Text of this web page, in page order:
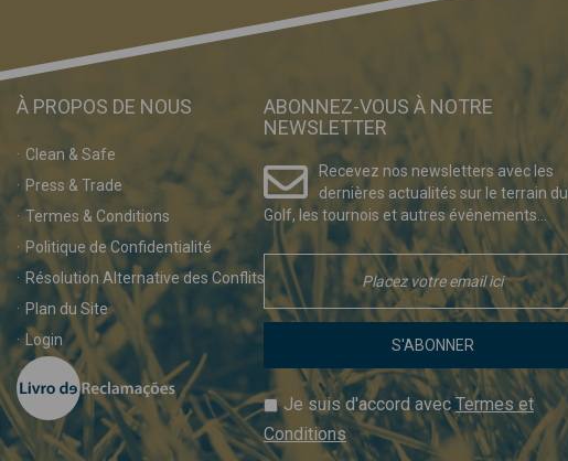
À PROPOS DE NOUS
Clean & Safe
Press & Trade
Termes & Conditions
Politique de Confidentialité
Résolution Alternative des Conflits
Plan du Site
Login
ABONNEZ-VOUS À NOTRE
NEWSLETTER
Recevez nos newsletters avec les
dernières actualités sur le terrain du
Golf, les tournois et autres événements...
S'ABONNER
Je suis d'accord avec Termes et
Conditions